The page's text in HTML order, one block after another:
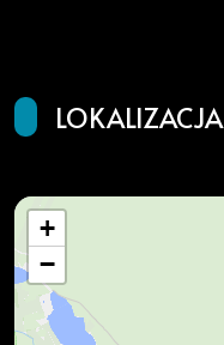
LOKALIZACJA
+
−